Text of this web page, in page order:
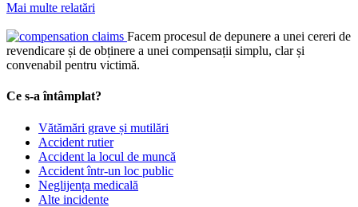
Mai multe relatări
Facem procesul de depunere a unei cereri de
revendicare și de obținere a unei compensații simplu, clar și
convenabil pentru victimă.
Ce s-a întâmplat?
Vătămări grave și mutilări
Accident rutier
Accident la locul de muncă
Accident într-un loc public
Neglijența medicală
Alte incidente